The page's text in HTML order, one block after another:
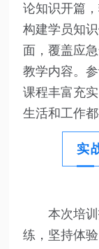
论知识开篇
构建学员知
面，覆盖应
教学内容。
课程丰富充
生活和工作
实
本次培
练，坚持体